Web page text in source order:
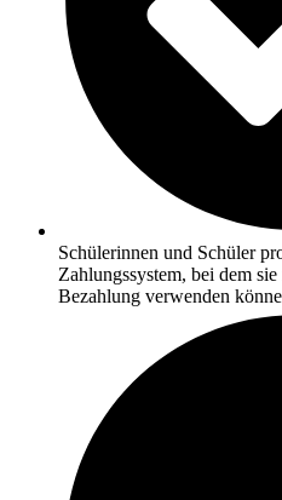
Schülerinnen und Schüler
Zahlungssystem, bei dem
Bezahlung verwenden